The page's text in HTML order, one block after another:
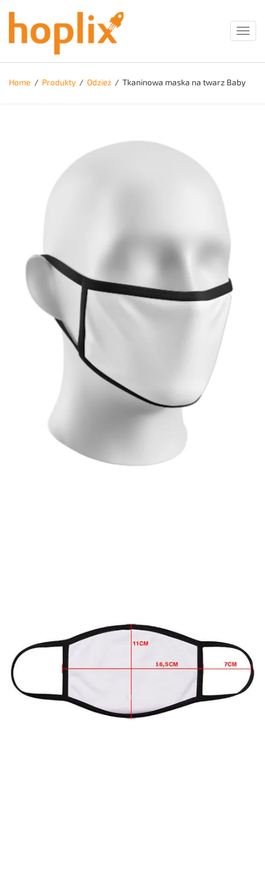
Home / Produkty / Odzież / Tkaninowa maska na twarz Baby